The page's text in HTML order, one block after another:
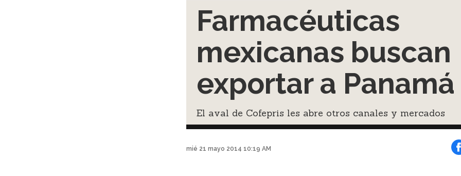
Farmacéuticas
mexicanas buscan
exportar a Panamá
El aval de Cofepris les abre otros canales y mercados
mié 21 mayo 2014 10:19 AM